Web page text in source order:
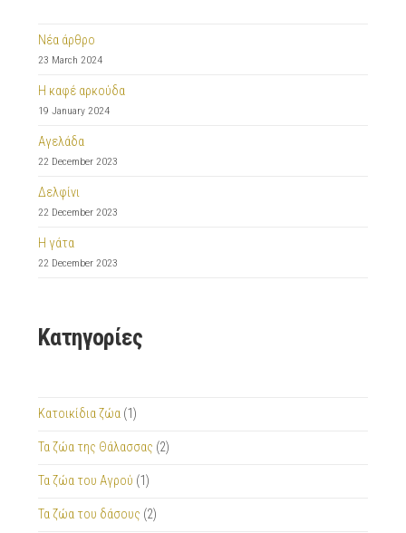
Νέα άρθρο
23 March 2024
Η καφέ αρκούδα
19 January 2024
Αγελάδα
22 December 2023
Δελφίνι
22 December 2023
Η γάτα
22 December 2023
Κατηγορίες
Κατοικίδια ζώα(1)
Τα ζώα της Θάλασσας (2)
Τα ζώα του Αγρού (1)
Τα ζώα του δάσους (2)